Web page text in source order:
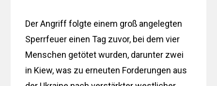
Der Angriff folgte einem groß angelegten
Sperrfeuer einen Tag zuvor, bei dem vier
Menschen getötet wurden, darunter zwei
in Kiew, was zu erneuten Forderungen aus